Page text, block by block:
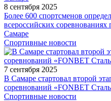
8 сентября 2025
Более 600 спортсменов
всероссийских
Самаре
Спортивные новости
7 сентября 2025
В Самаре стартовал второй
соревнований «FONBET
Спортивные новости